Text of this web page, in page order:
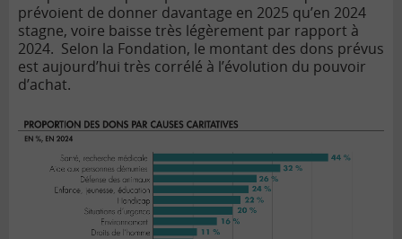
prévoient de donner davantage en 2025 qu’en 2024
stagne, voire baisse très légèrement par rapport à
2024. Selon la Fondation, le montant des dons prévus
est aujourd’hui très corrélé à l’évolution du pouvoir
d’achat.